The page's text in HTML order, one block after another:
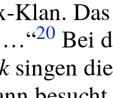
…“20 Bei
singen